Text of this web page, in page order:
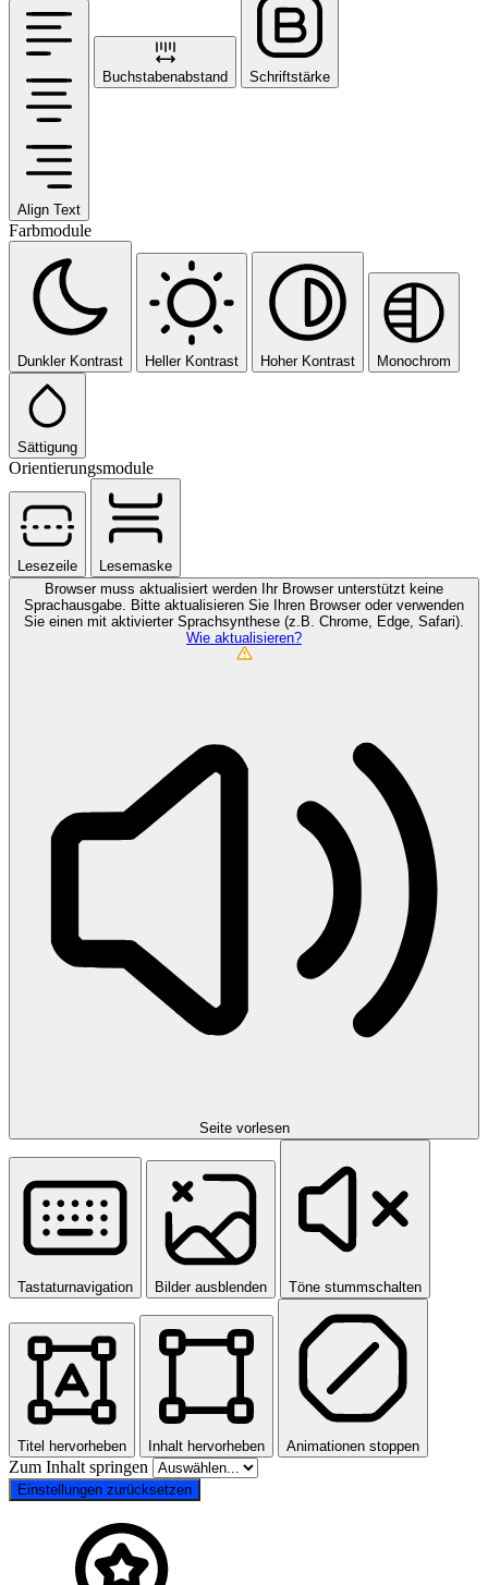
Align Text
Buchstabenabstand Schriftstärke
Farbmodule
Dunkler Kontrast Heller Kontrast Hoher Kontrast Monochrom
Sättigung
Orientierungsmodule
Lesezeile
Lesemaske
Browser muss aktualisiert werden
Ihr Browser unterstützt keine
Sprachausgabe. Bitte aktualisieren Sie Ihren Browser oder verwenden
Sie einen mit aktivierter Sprachsynthese (z.B. Chrome, Edge, Safari).
Wie aktualisieren?
Seite vorlesen
Tastaturnavigation Bilder ausblenden Töne stummschalten
Titel hervorheben Inhalt hervorheben Animationen stoppen
Zum Inhalt springen
Einstellungen zurücksetzen